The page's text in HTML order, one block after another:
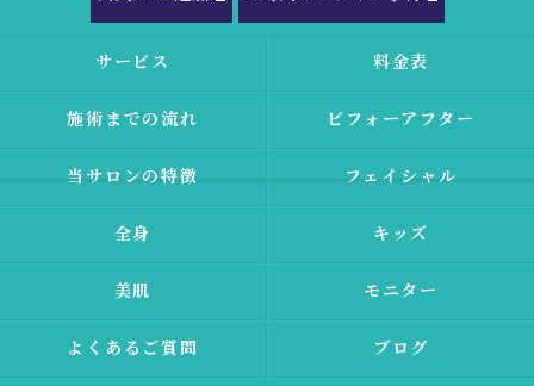
サービス 料金表
施術までの流れ ビフォーアフター
当サロンの特徴 フェイシャル
全身 キッズ
美肌 モニター
よくあるご質問 ブログ